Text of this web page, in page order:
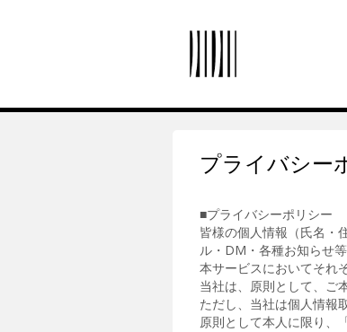
プライバシー
■プライバシーポリシー
皆様の個人情報（氏名・
ル・DM・各種お知らせ
本サービスにおいてそれ
当社は、原則として、ご
ただし、当社は個人情報
原則として本人に限り、